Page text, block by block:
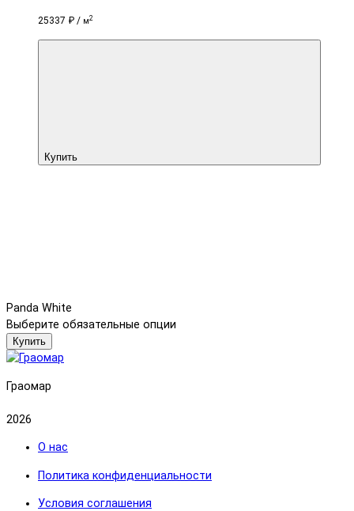
25337 ₽ / м2
Купить
Panda White
Выберите обязательные опции
Купить
Граомар
2026
О нас
Политика конфиденциальности
Условия соглашения